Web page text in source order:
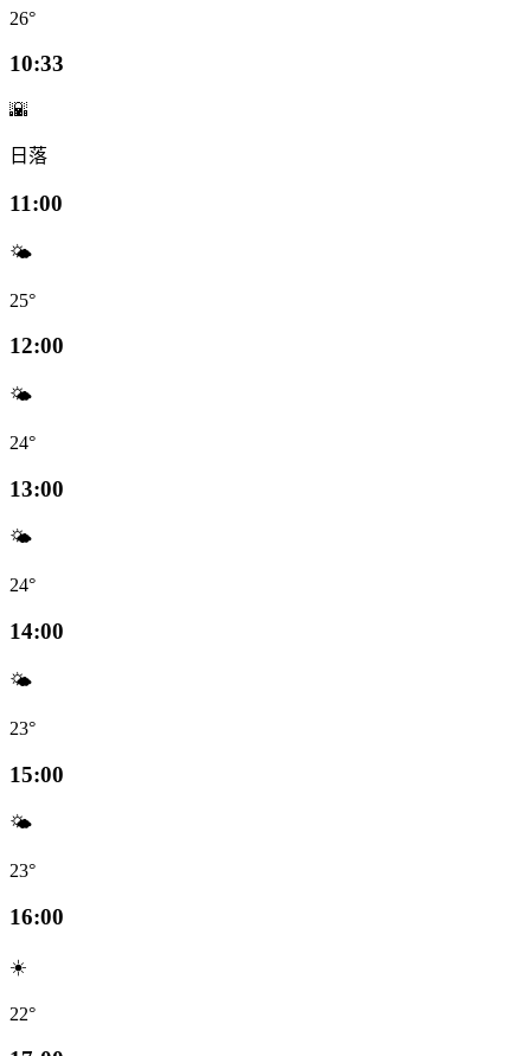
26°
10:33
🌇
日落
11:00
🌤️
25°
12:00
🌤️
24°
13:00
🌤️
24°
14:00
🌤️
23°
15:00
🌤️
23°
16:00
☀️
22°